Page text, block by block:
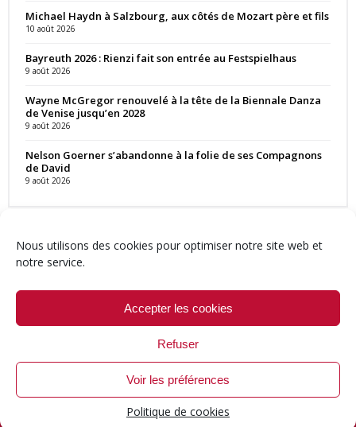
Nous utilisons des cookies pour optimiser notre site web et
notre service.
Accepter les cookies
Refuser
Voir les préférences
Politique de cookies
Michael Haydn à Salzbourg, aux côtés de Mozart père et fils
10 août 2026
Bayreuth 2026 : Rienzi fait son entrée au Festspielhaus
9 août 2026
Wayne McGregor renouvelé à la tête de la Biennale Danza
de Venise jusqu’en 2028
9 août 2026
Nelson Goerner s’abandonne à la folie de ses Compagnons
de David
9 août 2026
© 1999-2026 ResMusica.net Tous droits réservés.